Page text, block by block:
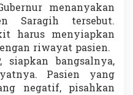
menanyakan
Saragih tersebut.
harus menyiapkan
riwayat pasien.
siapkan bangsalnya,
Pasien yang
negatif, pisahkan